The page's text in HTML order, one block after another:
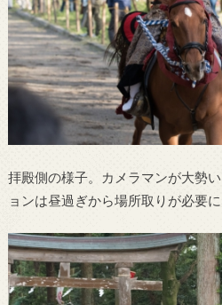
拝殿側の様子。カメラマンが大勢
ョンは昼過ぎから場所取りが必要に